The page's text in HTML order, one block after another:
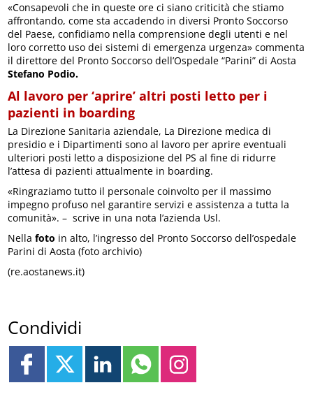
«Consapevoli che in queste ore ci siano criticità che stiamo
affrontando, come sta accadendo in diversi Pronto Soccorso
del Paese, confidiamo nella comprensione degli utenti e nel
loro corretto uso dei sistemi di emergenza urgenza» commenta
il direttore del Pronto Soccorso dell’Ospedale “Parini” di Aosta
Stefano Podio.
Al lavoro per ‘aprire’ altri posti letto per i
pazienti in boarding
La Direzione Sanitaria aziendale, La Direzione medica di
presidio e i Dipartimenti sono al lavoro per aprire eventuali
ulteriori posti letto a disposizione del PS al fine di ridurre
l’attesa di pazienti attualmente in boarding.
«Ringraziamo tutto il personale coinvolto per il massimo
impegno profuso nel garantire servizi e assistenza a tutta la
comunità». – scrive in una nota l’azienda Usl.
Nellafoto in alto, l’ingresso del Pronto Soccorso dell’ospedale
Parini di Aosta (foto archivio)
(re.aostanews.it)
Condividi